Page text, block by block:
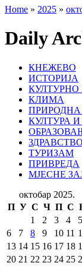
Home » 2025 »
Daily
КНЕЖЕВО
ИСТОРИЈА
КУЛТУРНО
КЛИМА
ПРИРОДНА
КУЛТУРА
ТУРИЗАМ
ПРИВРЕДА
МЈЕСНЕ
октобар 2025.
П У С Ч П С
1
2 3 4
5
6
7 8 9 10 11
13 14 15 16 17 18
20 21 22 23 24 25